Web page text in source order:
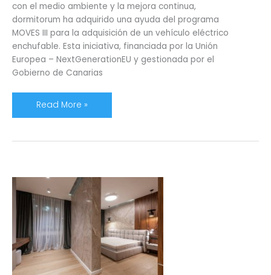
con el medio ambiente y la mejora continua,
dormitorum ha adquirido una ayuda del programa
MOVES III para la adquisición de un vehículo eléctrico
enchufable. Esta iniciativa, financiada por la Unión
Europea – NextGenerationEU y gestionada por el
Gobierno de Canarias
Read More »
Colchones
enrollados
y
envasados
al
vacío